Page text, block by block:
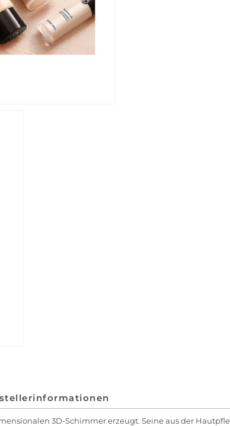
3D-Schimmer erzeugt. Seine aus der